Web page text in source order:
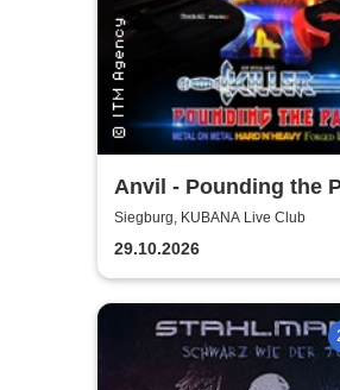
Anvil - Pounding the
Tour
Siegburg, KUBANA Live Club
29.10.2026